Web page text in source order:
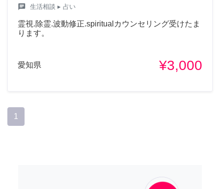
chat 生活相談 ▸ 占い
霊視.除霊.波動修正.spiritualカウンセリング受けたま
ります。
愛知県 ¥3,000
1